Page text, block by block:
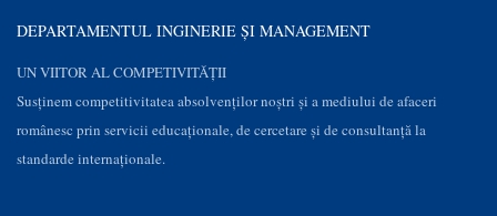
DEPARTAMENTUL INGINERIE ȘI MANAGEMENT
UN VIITOR AL COMPETIVITĂȚII
Susţinem competitivitatea absolvenților noștri și a mediului de afaceri
românesc prin servicii educaţionale, de cercetare şi de consultanţă la
standarde internaționale.